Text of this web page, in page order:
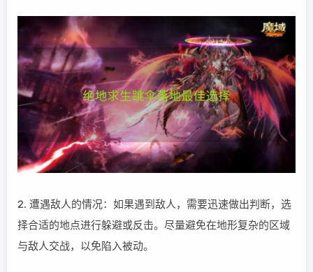
2. 遭遇敌人的情况：如果遇到敌人，需要迅速做出判断，选
择合适的地点进行躲避或反击。尽量避免在地形复杂的区域
与敌人交战，以免陷入被动。